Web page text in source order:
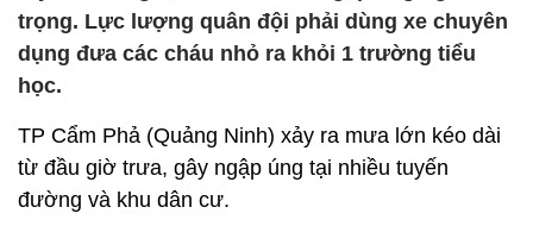
trọng. Lực lượng quân đội phải dùng xe chuyên
dụng đưa các cháu nhỏ ra khỏi 1 trường tiểu
học.
TP Cẩm Phả (Quảng Ninh) xảy ra mưa lớn kéo dài
từ đầu giờ trưa, gây ngập úng tại nhiều tuyến
đường và khu dân cư.